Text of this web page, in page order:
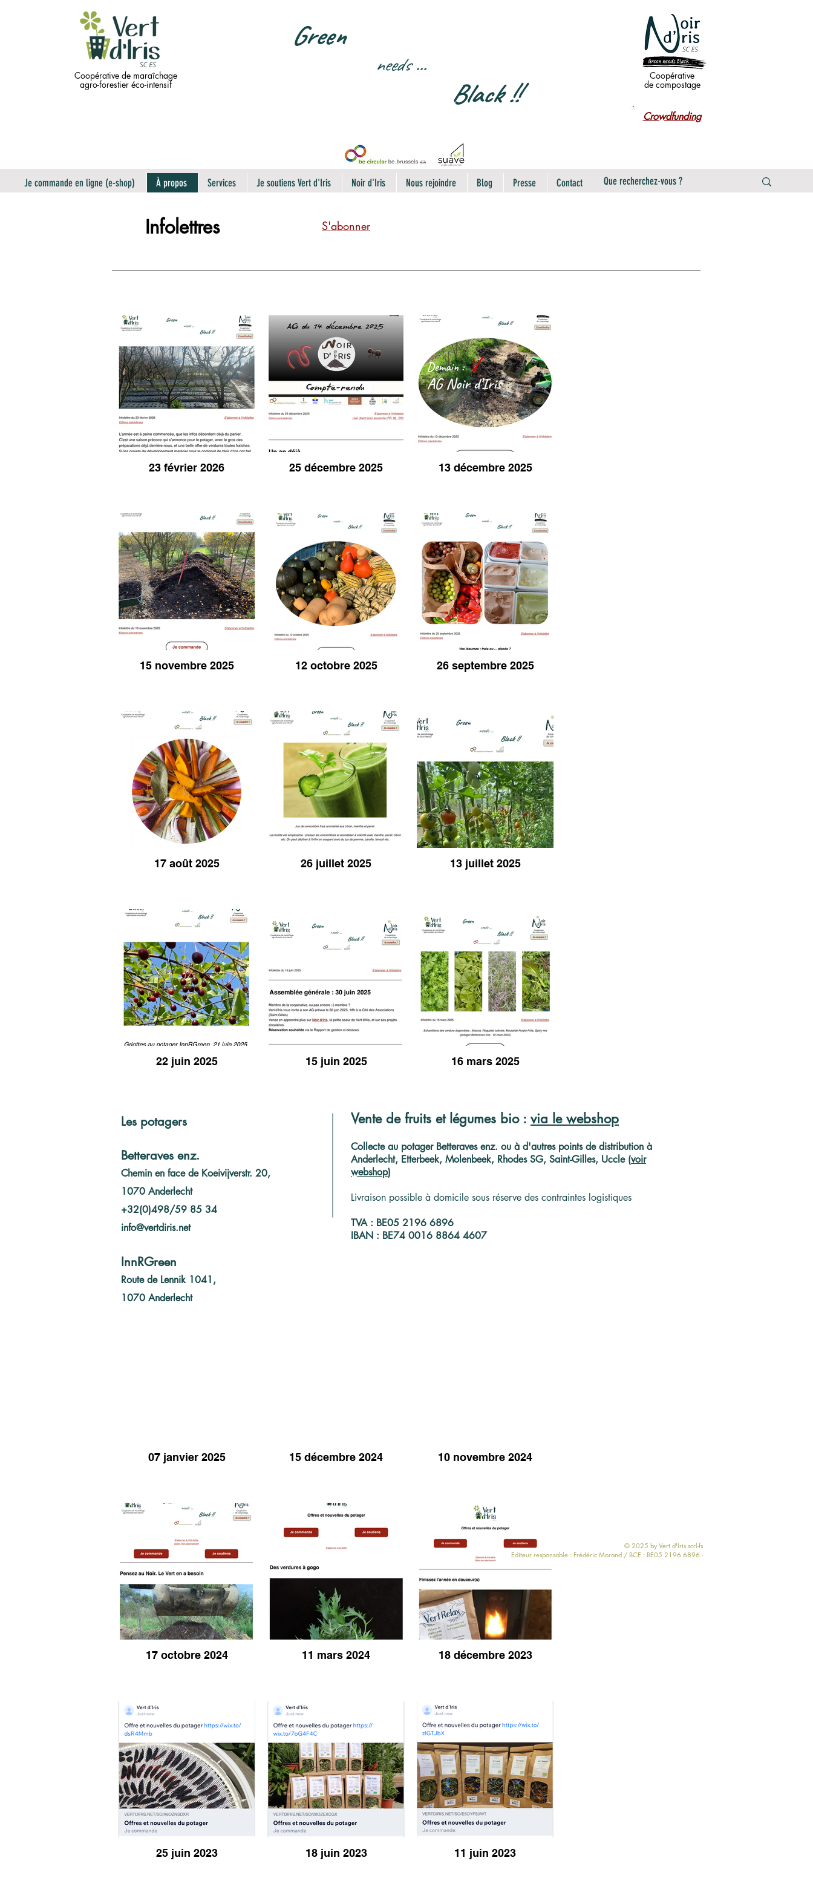
Coopérative de maraîchage
agro-forestier éco-intensif
Green
needs ...
Black !!
Coopérative
de compostage
Crowdfunding
Je commande en ligne (e-shop) À propos Services Je soutiens Vert d'Iris Noir d'Iris Nous rejoindre Blog Presse Contact
Infolettres S'abonner
23 février 2026 25 décembre 2025 13 décembre 2025
15 novembre 2025 12 octobre 2025 26 septembre 2025
17 août 2025 26 juillet 2025 13 juillet 2025
22 juin 2025 15 juin 2025 16 mars 2025
02 mars 2025
07 janvier 2025 15 décembre 2024 10 novembre 2024
17 octobre 2024 11 mars 2024 18 décembre 2023
25 juin 2023 18 juin 2023 11 juin 2023
Les potagers
Betteraves enz.
Chemin en face de Koeivijverstr. 20,
1070 Anderlecht
+32(0)498/59 85 34
info@vertdiris.net
InnRGreen
Route de Lennik 1041,
1070 Anderlecht
Vente de fruits et légumes bio : via le webshop
Collecte au potager Betteraves enz. ou à d'autres points de distribution à
Anderlecht, Etterbeek, Molenbeek, Rhodes SG, Saint-Gilles, Uccle (voir
webshop)
Livraison possible à domicile sous réserve des contraintes logistiques
TVA : BE05 2196 6896
IBAN : BE74 0016 8864 4607
© 2025 by Vert d'Iris scrl-fs
Editeur responsable : Frédéric Morand / BCE : BE05 2196 6896 -
Nous contacter-Mentions Légales